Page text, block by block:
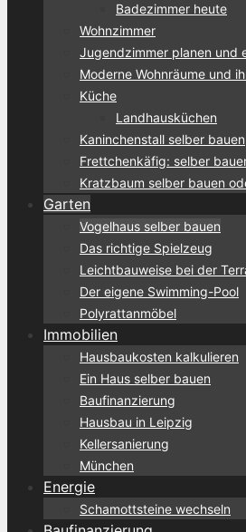
Badezimmer heute
Wohnzimmer
Jugendzimmer planen und
Moderne Wohnräume und
Küche
Landhausküchen
Kaninchenstall selber bauen
Frettchenkäfig: selber
Kratzbaum selber bauen
Garten
Vogelhaus selber bauen
Das richtige Spielzeug
Leichtbauweise bei der
Der eigene Swimming-Pool
Polyrattanmöbel
Immobilien
Hausbaukosten kalkulieren
Ein Haus selber bauen
Baufinanzierung
Hausbau in Leipzig
Kellersanierung
München
Energie
Schamottsteine wechseln